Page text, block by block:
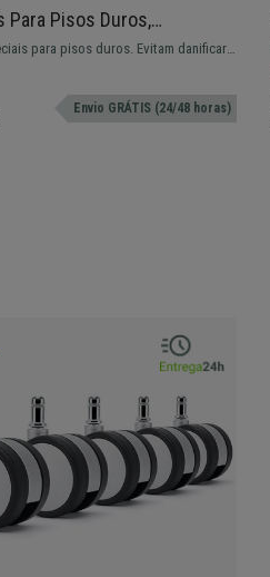
Para Pisos Duros,
Resistentes até 150kg,
Para Parquet ou Azulejo
para pisos duros. Evitam danificar
a estarem revestidas com um
Envio GRÁTIS (24/48 horas)